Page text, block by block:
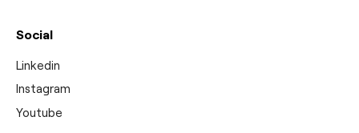
Social
Linkedin
Instagram
Youtube